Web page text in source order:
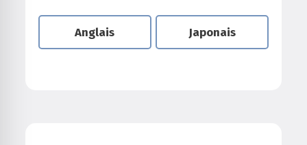
Anglais Japonais